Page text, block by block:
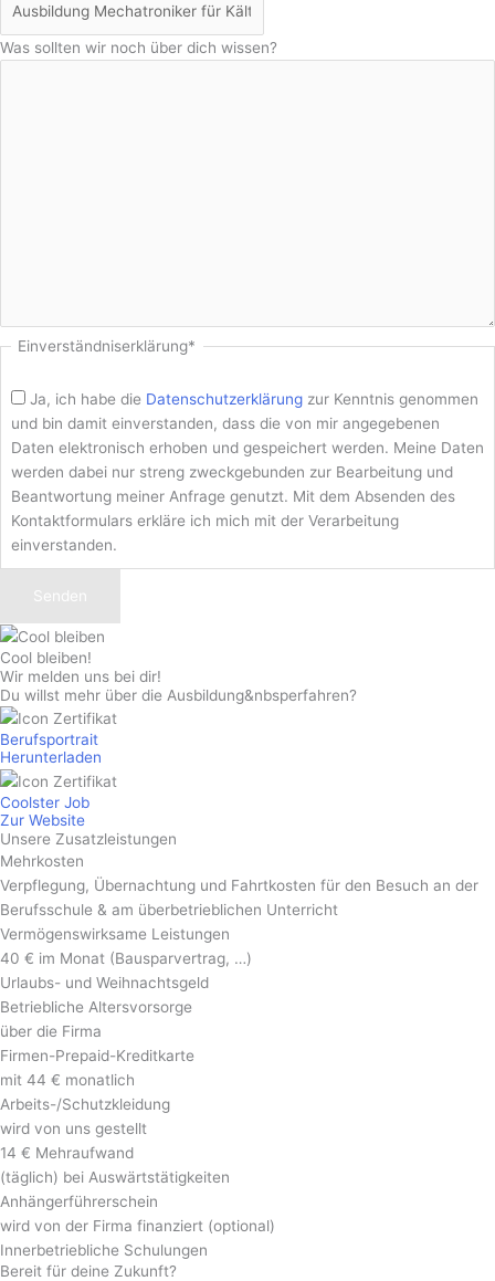
Was sollten wir noch über dich wissen?
Einverständnis­erklärung*
Ja, ich habe die Datenschutz­erklärungzur Kenntnis genommen
und bin damit einverstanden, dass die von mir angegebenen
Daten elektronisch erhoben und gespeichert werden. Meine Daten
werden dabei nur streng zweck­gebunden zur Bearbeitung und
Beantwortung meiner Anfrage genutzt. Mit dem Absenden des
Kontakt­formulars erkläre ich mich mit der Verarbeitung
einverstanden.
Senden
Cool bleiben!
Wir melden uns bei dir!
Du willst mehr über die Ausbildung&nbsper­fahren?
Berufsportrait
Herunterladen
Coolster Job
Zur Website
Unsere Zusatz­leistungen
Mehrkosten
Verpflegung, Übernachtung und Fahrtkosten für den Besuch an der
Berufsschule & am überbetrieblichen Unterricht
Vermögens­wirksame Leistungen
40 € im Monat (Bau­spar­vertrag, …)
Urlaubs- und Weihnachtsgeld
Betriebliche Altersvorsorge
über die Firma
Firmen-Prepaid-Kredit­karte
mit 44 € monatlich
Arbeits-/Schutz­kleidung
wird von uns gestellt
14 € Mehr­aufwand
(täglich) bei Auswärts­tätigkeiten
Anhänger­führer­schein
wird von der Firma finanziert (optional)
Inner­betriebliche Schu­lungen
Bereit für deine Zukunft?